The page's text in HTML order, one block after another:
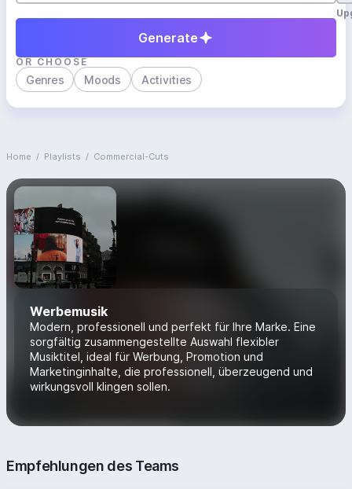
Generate
OR CHOOSE
Genres Moods Activities
Home / Playlists / Commercial-Cuts
Werbemusik
Modern, professionell und perfekt für Ihre Marke. Eine
sorgfältig zusammengestellte Auswahl flexibler
Musiktitel, ideal für Werbung, Promotion und
Marketinginhalte, die professionell, überzeugend und
wirkungsvoll klingen sollen.
Empfehlungen des Teams